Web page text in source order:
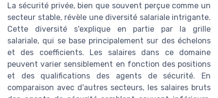
La sécurité privée, bien que souvent perçue comme un
secteur stable, révèle une diversité salariale intrigante.
Cette diversité s'explique en partie par la grille
salariale, qui se base principalement sur des échelons
et des coefficients. Les salaires dans ce domaine
peuvent varier sensiblement en fonction des positions
et des qualifications des agents de sécurité. En
comparaison avec d'autres secteurs, les salaires bruts